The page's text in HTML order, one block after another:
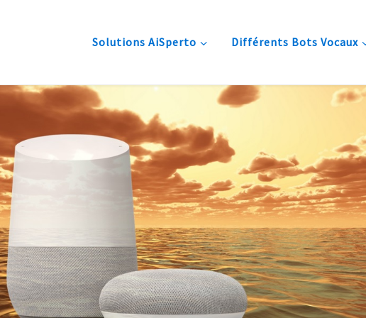
Solutions AiSperto Différents Bots Vocaux